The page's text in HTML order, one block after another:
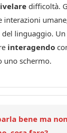
difficoltà.
interazioni
linguaggio.
interagendo
uno schermo.
bene ma